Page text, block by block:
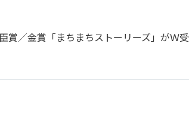
賞／金賞「まちまちストーリーズ」がＷ受